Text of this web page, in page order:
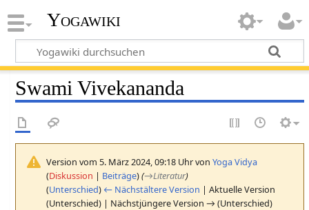
Yogawiki
Swami Vivekananda
Version vom 5. März 2024, 09:18 Uhr vonYoga Vidya
(Diskussion | Beiträge)(→Literatur)
(Unterschied) ← Nächstältere Version | Aktuelle Version
(Unterschied) | Nächstjüngere Version → (Unterschied)